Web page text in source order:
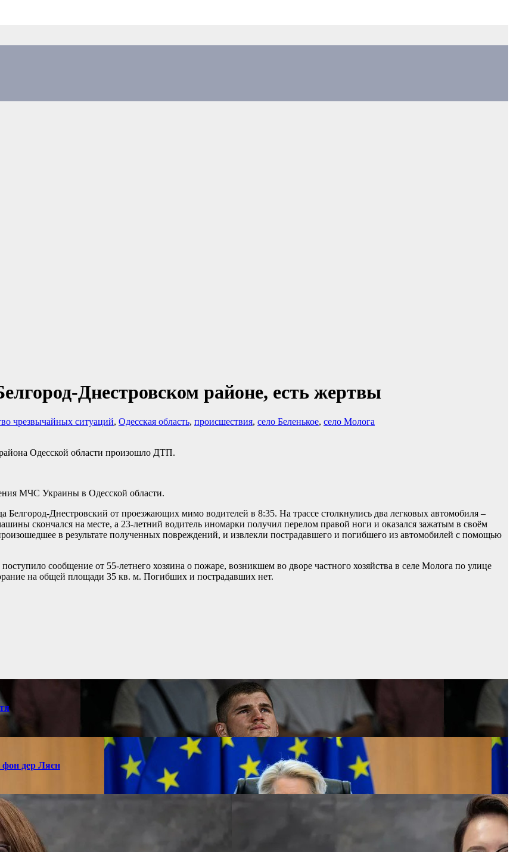
Днестровском районе, есть жертвы
чрезвычайных ситуаций, Одесская область, происшествия, село Беленькое, село Молога
района Одесской области произошло ДТП.
МЧС Украины в Одесской области.
Днестровский от проезжающих мимо водителей в 8:35. На трассе столкнулись два легковых автомобиля –
скончался на месте, а 23-летний водитель иномарки получил перелом правой ноги и оказался зажатым в своём
в результате полученных повреждений, и извлекли пострадавшего и погибшего из автомобилей с помощью
сообщение от 55-летнего хозяина о пожаре, возникшем во дворе частного хозяйства в селе Молога по улице
на общей площади 35 кв. м. Погибших и пострадавших нет.
фон дер Ляєн